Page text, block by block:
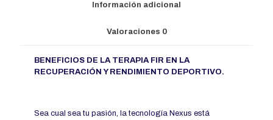
Información adicional
Valoraciones 0
BENEFICIOS DE LA TERAPIA FIR EN LA
RECUPERACIÓN Y RENDIMIENTO DEPORTIVO.
Sea cual sea tu pasión, la tecnología Nexus está